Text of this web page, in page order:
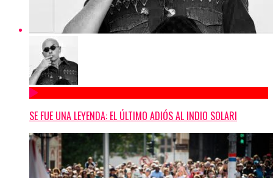
SE FUE UNA LEYENDA: EL ÚLTIMO ADIÓS AL INDIO SOLARI